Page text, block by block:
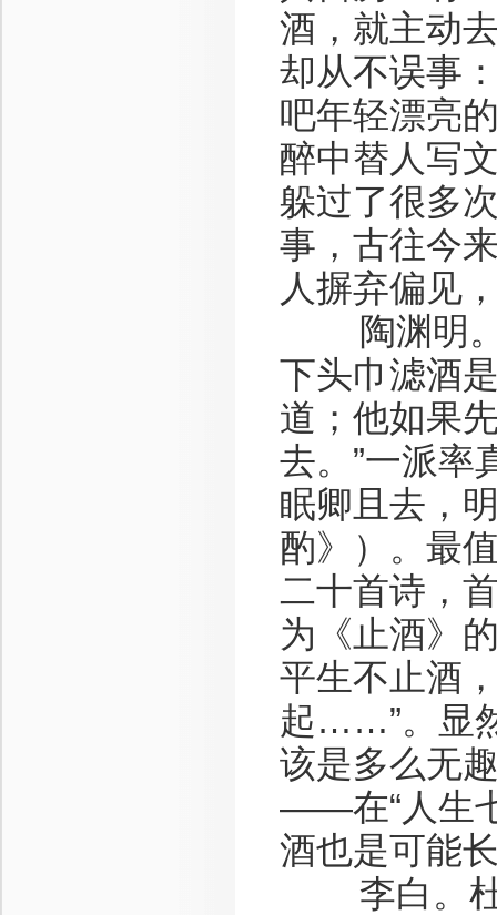
酒，就主动
却从不误事
吧年轻漂亮
醉中替人写
躲过了很多
事，古往今
人摒弃偏见
陶渊明。
下头巾滤酒
道；他如果
去。”一派率
眠卿且去，
酌》）。最
二十首诗，
为《止酒》
平生不止酒
起……”。显
该是多么无
——在“人生
酒也是可能
李白。杜